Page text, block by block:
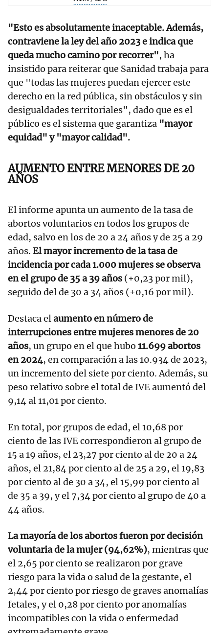
"Esto es absolutamente inaceptable. Además,
contraviene la ley del año 2023 e indica que
queda mucho camino por recorrer", ha
insistido para reiterar que Sanidad trabaja para
que "todas las mujeres puedan ejercer este
derecho en la red pública, sin obstáculos y sin
desigualdades territoriales", dado que es el
público es el sistema que garantiza "mayor
equidad" y "mayor calidad".
AUMENTO ENTRE MENORES DE 20
AÑOS
El informe apunta un aumento de la tasa de
abortos voluntarios en todos los grupos de
edad, salvo en los de 20 a 24 años y de 25 a 29
años. El mayor incremento de la tasa de
incidencia por cada 1.000 mujeres se observa
en el grupo de 35 a 39 años (+0,23 por mil),
seguido del de 30 a 34 años (+0,16 por mil).
Destaca elaumento en número de
interrupciones entre mujeres menores de 20
años, un grupo en el que hubo 11.699 abortos
en 2024, en comparación a las 10.934 de 2023,
un incremento del siete por ciento. Además, su
peso relativo sobre el total de IVE aumentó del
9,14 al 11,01 por ciento.
En total, por grupos de edad, el 10,68 por
ciento de las IVE correspondieron al grupo de
15 a 19 años, el 23,27 por ciento al de 20 a 24
años, el 21,84 por ciento al de 25 a 29, el 19,83
por ciento al de 30 a 34, el 15,99 por ciento al
de 35 a 39, y el 7,34 por ciento al grupo de 40 a
44 años.
La mayoría de los abortos fueron por decisión
voluntaria de la mujer (94,62%), mientras que
el 2,65 por ciento se realizaron por grave
riesgo para la vida o salud de la gestante, el
2,44 por ciento por riesgo de graves anomalías
fetales, y el 0,28 por ciento por anomalías
incompatibles con la vida o enfermedad